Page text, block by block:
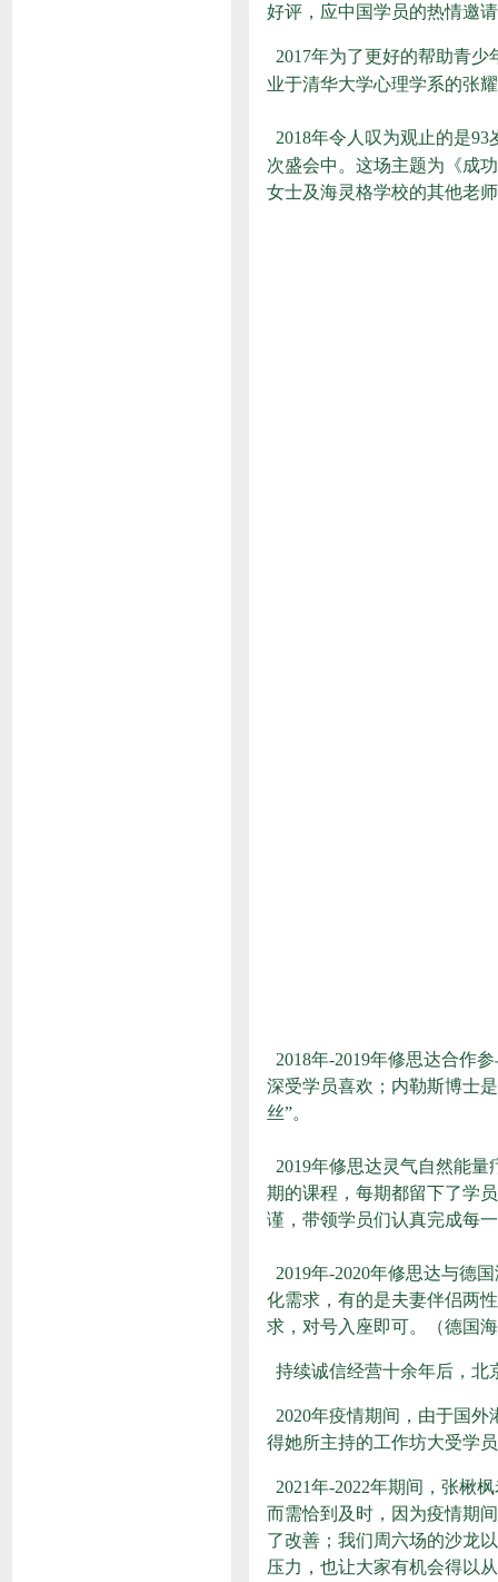
好评，应中国学员的热情邀
2017年为了更好的帮助青
业于清华大学心理学系的张
2018年令人叹为观止的是93
次盛会中。这场主题为《成
女士及海灵格学校的其他老
2018年-2019年修思达合作
深受学员喜欢；内勒斯博士
丝”。
2019年修思达灵气自然能
期的课程，每期都留下了学
谨，带领学员们认真完成每
2019年-2020年修思达与德
化需求，有的是夫妻伴侣两
求，对号入座即可。（德国
持续诚信经营十余年后，北
2020年疫情期间，由于国
得她所主持的工作坊大受学
2021年-2022年期间， 张楸
而需恰到及时，因为疫情期
了改善；我们周六场的沙龙
压力，也让大家有机会得以